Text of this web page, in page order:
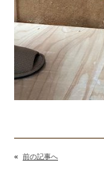
« 前の記事へ